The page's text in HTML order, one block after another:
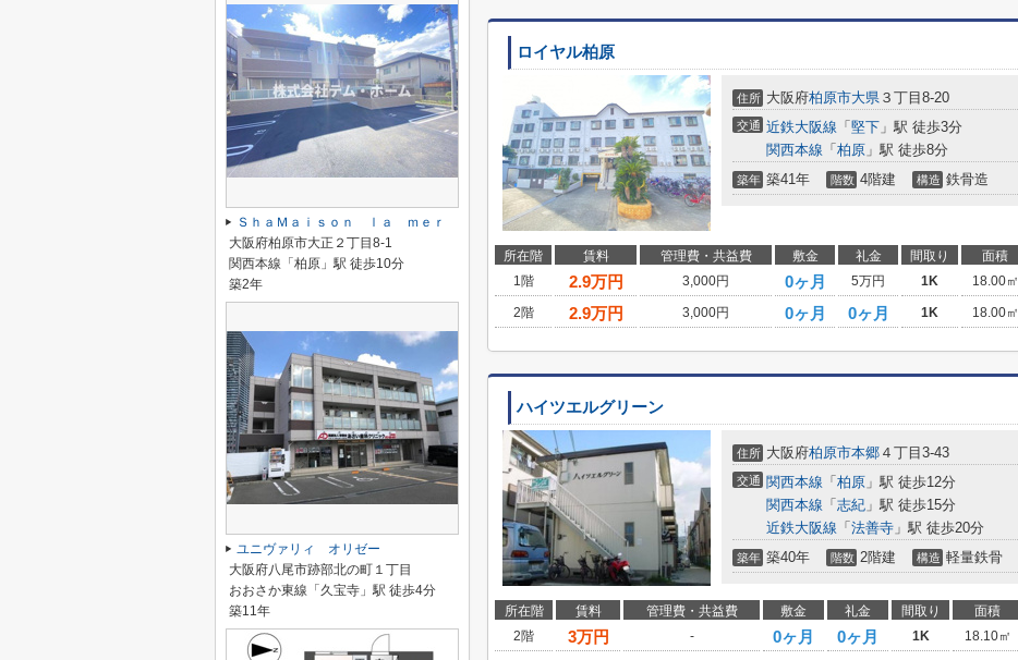
ロイヤル柏原
住所 大阪府柏原市大県 ３丁目8-20
交通 近鉄大阪線 「 堅下 」駅 徒歩3分
関西本線 「 柏原 」駅 徒歩8分
築年 築41年 階数 4階建 構造 鉄骨造
所在階 賃料 管理費・共益費 敷金 礼金 間取り 面積
1階
2.9万円 3,000円 0ヶ月 5万円 1K 18.00㎡
2階
2.9万円 3,000円 0ヶ月 0ヶ月 1K 18.00㎡
ハイツエルグリーン
住所 大阪府柏原市本郷 ４丁目3-43
交通 関西本線 「 柏原 」駅 徒歩12分
関西本線 「 志紀 」駅 徒歩15分
近鉄大阪線 「 法善寺 」駅 徒歩20分
築年 築40年 階数 2階建 構造 軽量鉄骨
所在階 賃料 管理費・共益費 敷金 礼金 間取り 面積
2階
3万円 - 0ヶ月 0ヶ月 1K 18.10㎡
ＳｈａＭａｉｓｏｎ ｌａ ｍｅｒ
大阪府柏原市大正２丁目8-1
関西本線「柏原」駅 徒歩10分
築2年
ユニヴァリィ オリゼー
大阪府八尾市跡部北の町１丁目
おおさか東線「久宝寺」駅 徒歩4分
築11年